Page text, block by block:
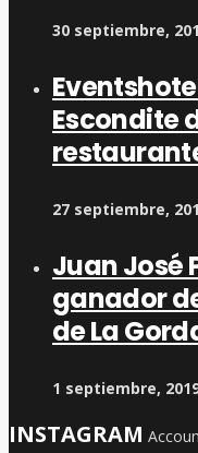
30 septiembre,
Escondite
27 septiembre,
Juan José
ganador
de La
1 septiembre,
INSTAGRAM